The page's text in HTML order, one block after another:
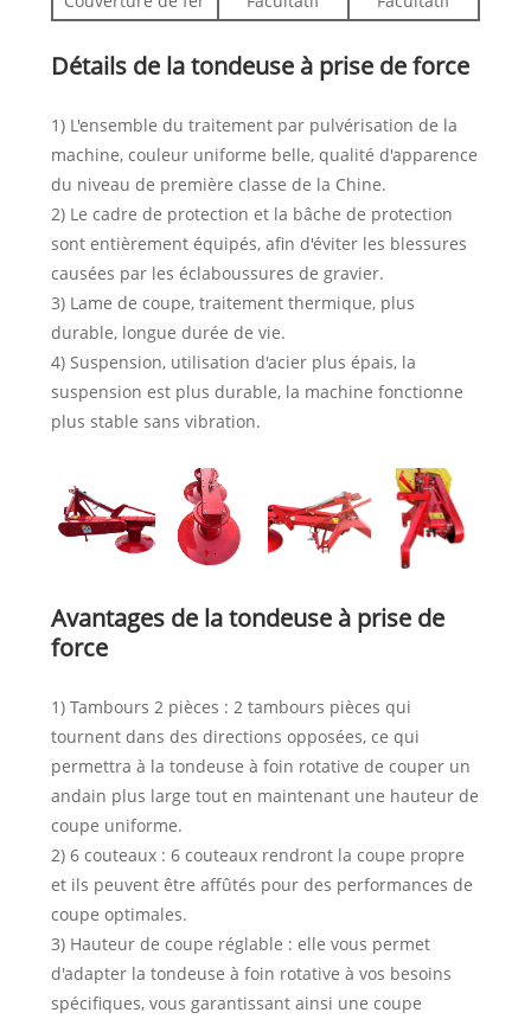
Détails de la tondeuse à prise de force
1) L'ensemble du traitement par pulvérisation de la
machine, couleur uniforme belle, qualité d'apparence
du niveau de première classe de la Chine.
2) Le cadre de protection et la bâche de protection
sont entièrement équipés, afin d'éviter les blessures
causées par les éclaboussures de gravier.
3) Lame de coupe, traitement thermique, plus
durable, longue durée de vie.
4) Suspension, utilisation d'acier plus épais, la
suspension est plus durable, la machine fonctionne
plus stable sans vibration.
Avantages de la tondeuse à prise de
force
1) Tambours 2 pièces : 2 tambours pièces qui
tournent dans des directions opposées, ce qui
permettra à la tondeuse à foin rotative de couper un
andain plus large tout en maintenant une hauteur de
coupe uniforme.
2) 6 couteaux : 6 couteaux rendront la coupe propre
et ils peuvent être affûtés pour des performances de
coupe optimales.
3) Hauteur de coupe réglable : elle vous permet
d'adapter la tondeuse à foin rotative à vos besoins
spécifiques, vous garantissant ainsi une coupe